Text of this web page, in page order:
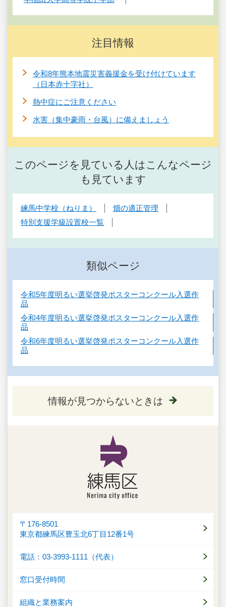
注目情報
令和8年熊本地震災害義援金を受け付けています
（日本赤十字社）
熱中症にご注意ください
水害（集中豪雨・台風）に備えましょう
このページを見ている人はこんなページ
も見ています
練馬中学校（ねりま）
畑の適正管理
特別支援学級設置校一覧
類似ページ
令和5年度明るい選挙啓発ポスターコンクール入選作
品
令和4年度明るい選挙啓発ポスターコンクール入選作
品
令和6年度明るい選挙啓発ポスターコンクール入選作
品
情報が見つからないときは
〒176-8501
東京都練馬区豊玉北6丁目12番1号
電話：03-3993-1111（代表）
窓口受付時間
組織と業務案内